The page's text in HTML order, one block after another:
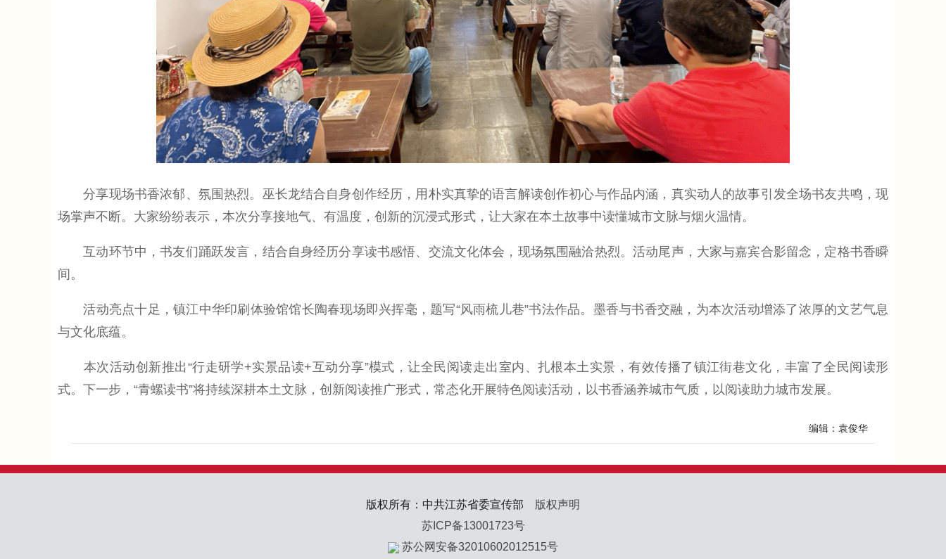
分享现场书香浓郁、氛围热烈。巫长龙结合自身创作经历，用朴实真挚的语言解读创作初心与作品内涵，真实动人的故事引发全场书友共鸣，现
场掌声不断。大家纷纷表示，本次分享接地气、有温度，创新的沉浸式形式，让大家在本土故事中读懂城市文脉与烟火温情。
互动环节中，书友们踊跃发言，结合自身经历分享读书感悟、交流文化体会，现场氛围融洽热烈。活动尾声，大家与嘉宾合影留念，定格书香瞬
间。
活动亮点十足，镇江中华印刷体验馆馆长陶春现场即兴挥毫，题写“风雨梳儿巷”书法作品。墨香与书香交融，为本次活动增添了浓厚的文艺气息
与文化底蕴。
本次活动创新推出“行走研学+实景品读+互动分享”模式，让全民阅读走出室内、扎根本土实景，有效传播了镇江街巷文化，丰富了全民阅读形
式。下一步，“青螺读书”将持续深耕本土文脉，创新阅读推广形式，常态化开展特色阅读活动，以书香涵养城市气质，以阅读助力城市发展。
编辑：袁俊华
版权所有：中共江苏省委宣传部 版权声明
苏ICP备13001723号
苏公网安备32010602012515号